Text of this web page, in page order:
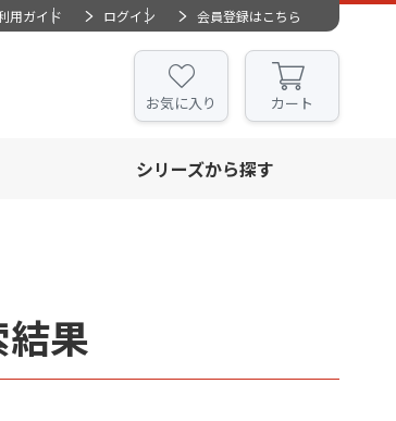
用ガイド ログイン 会員登録はこちら
お気に入り カート
シリーズから探す
果